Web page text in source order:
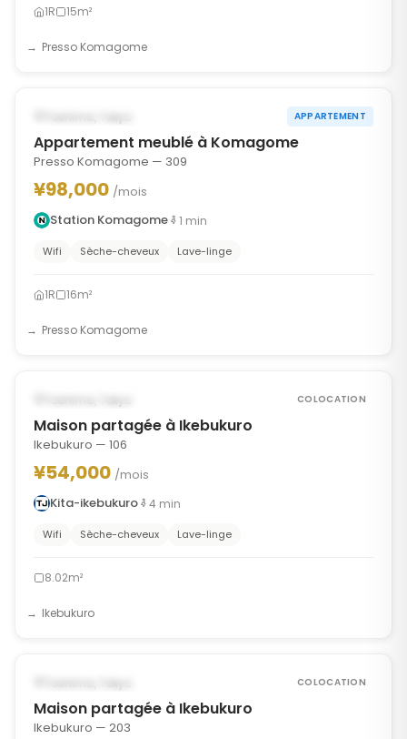
1R 15m²
Presso Komagome
Toshima, Tokyo APPARTEMENT
Appartement meublé à Komagome
Presso Komagome — 309
¥98,000 /mois
Station Komagome
1 min
Wifi Sèche-cheveux Lave-linge
1R 16m²
Presso Komagome
Toshima, Tokyo COLOCATION
Maison partagée à Ikebukuro
Ikebukuro — 106
¥54,000 /mois
Kita-ikebukuro
4 min
Wifi Sèche-cheveux Lave-linge
8.02m²
Ikebukuro
Toshima, Tokyo COLOCATION
Maison partagée à Ikebukuro
Ikebukuro — 203